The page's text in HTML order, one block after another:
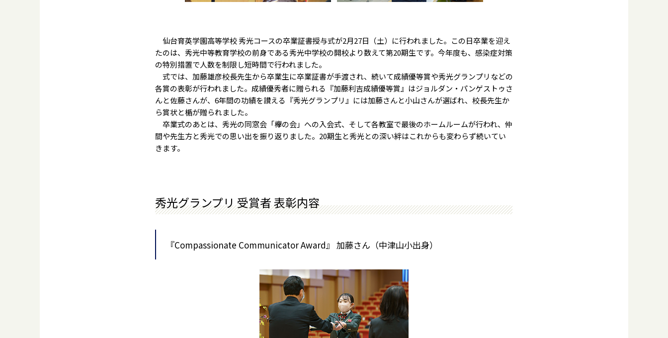
仙台育英学園高等学校 秀光コースの卒業証書授与式が2月27日（土）に行われました。この日卒業を迎え
たのは、秀光中等教育学校の前身である秀光中学校の開校より数えて第20期生です。今年度も、感染症対策
の特別措置で人数を制限し短時間で行われました。
式では、加藤雄彦校長先生から卒業生に卒業証書が手渡され、続いて成績優等賞や秀光グランプリなどの
各賞の表彰が行われました。成績優秀者に贈られる『加藤利吉成績優等賞』はジョルダン・パンゲストゥさ
んと佐藤さんが、6年間の功績を讃える『秀光グランプリ』には加藤さんと小山さんが選ばれ、校長先生か
ら賞状と楯が贈られました。
卒業式のあとは、秀光の同窓会「欅の会」への入会式、そして各教室で最後のホームルームが行われ、仲
間や先生方と秀光での思い出を振り返りました。20期生と秀光との深い絆はこれからも変わらず続いてい
きます。
秀光グランプリ 受賞者 表彰内容
『Compassionate Communicator Award』 加藤さん （中津山小出身）